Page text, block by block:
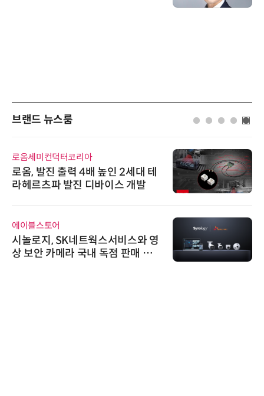
브랜드 뉴스룸
로옴세미컨덕터코리아
로옴, 발진 출력 4배 높인 2세대 테
라헤르츠파 발진 디바이스 개발
에이블스토어
시놀로지, SK네트웍스서비스와 영
상 보안 카메라 국내 독점 판매 파